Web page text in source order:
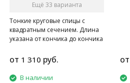
Ещё 33 варианта
Тонкие круговые спицы с
квадратным сечением. Длина
указана от кончика до кончика
от 1 310 руб.
В наличии
от